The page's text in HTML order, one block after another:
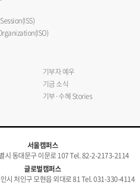
기부자 예우
기금 소식
기부·수혜 Stories
서울캠퍼스
시 동대문구 이문로 107 Tel. 82-2-2173-2114
글로벌캠퍼스
시 처인구 모현읍 외대로 81 Tel. 031-330-4114